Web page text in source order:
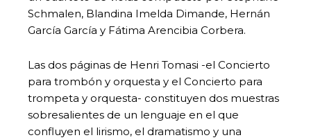
Schmalen, Blandina Imelda Dimande, Hernán
García García y Fátima Arencibia Corbera.
Las dos páginas de Henri Tomasi -el Concierto
para trombón y orquesta y el Concierto para
trompeta y orquesta- constituyen dos muestras
sobresalientes de un lenguaje en el que
confluyen el lirismo, el dramatismo y una